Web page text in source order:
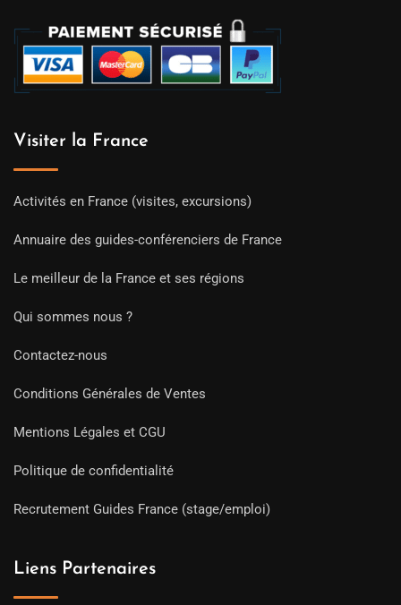
Visiter la France
Activités en France (visites, excursions)
Annuaire des guides-conférenciers de France
Le meilleur de la France et ses régions
Qui sommes nous ?
Contactez-nous
Conditions Générales de Ventes
Mentions Légales et CGU
Politique de confidentialité
Recrutement Guides France (stage/emploi)
Liens Partenaires